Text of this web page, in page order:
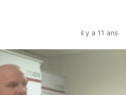
il y a 11 ans